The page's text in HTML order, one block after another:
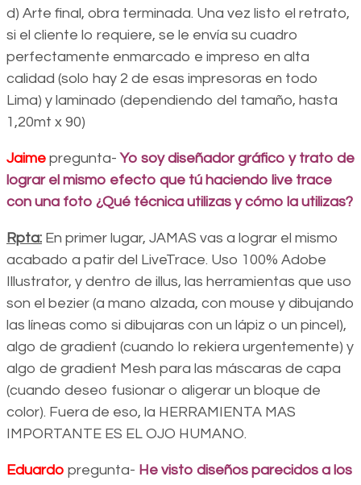
d) Arte final, obra terminada. Una vez listo el retrato,
si el cliente lo requiere, se le envía su cuadro
perfectamente enmarcado e impreso en alta
calidad (solo hay 2 de esas impresoras en todo
Lima) y laminado (dependiendo del tamaño, hasta
1,20mt x 90)
Jaime pregunta-Yo soy diseñador gráfico y trato de
lograr el mismo efecto que tú haciendo live trace
con una foto ¿Qué técnica utilizas y cómo la utilizas?
Rpta: En primer lugar, JAMAS vas a lograr el mismo
acabado a patir del LiveTrace. Uso 100% Adobe
Illustrator, y dentro de illus, las herramientas que uso
son el bezier (a mano alzada, con mouse y dibujando
las líneas como si dibujaras con un lápiz o un pincel),
algo de gradient (cuando lo rekiera urgentemente) y
algo de gradient Mesh para las máscaras de capa
(cuando deseo fusionar o aligerar un bloque de
color). Fuera de eso, la HERRAMIENTA MAS
IMPORTANTE ES EL OJO HUMANO.
Eduardo pregunta- He visto diseños parecidos a los